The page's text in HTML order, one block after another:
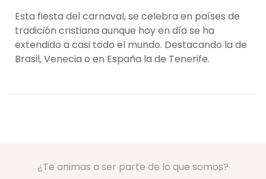
Esta fiesta del carnaval, se celebra en países de
tradición cristiana aunque hoy en día se ha
extendido a casi todo el mundo. Destacando la de
Brasil, Venecia o en España la de Tenerife.
¿Te animas a ser parte de lo que somos?